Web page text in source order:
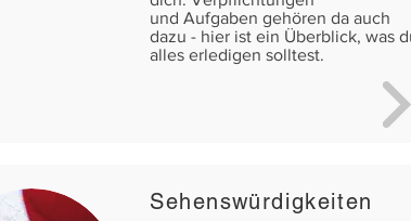
und Aufgaben gehören da auch
dazu - hier ist ein Überblick, was
alles erledigen solltest.
Sehenswürdigkeiten